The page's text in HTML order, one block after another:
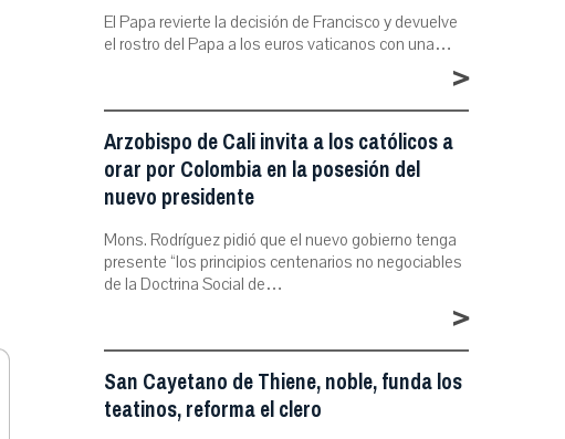
El Papa revierte la decisión de Francisco y devuelve
el rostro del Papa a los euros vaticanos con una…
>
Arzobispo de Cali invita a los católicos a
orar por Colombia en la posesión del
nuevo presidente
Mons. Rodríguez pidió que el nuevo gobierno tenga
presente “los principios centenarios no negociables
de la Doctrina Social de…
>
San Cayetano de Thiene, noble, funda los
teatinos, reforma el clero